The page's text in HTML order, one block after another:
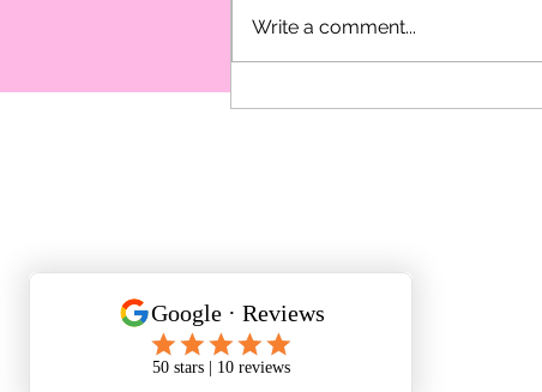
成功案例分享🏅子谦同学的华
Write a comment...